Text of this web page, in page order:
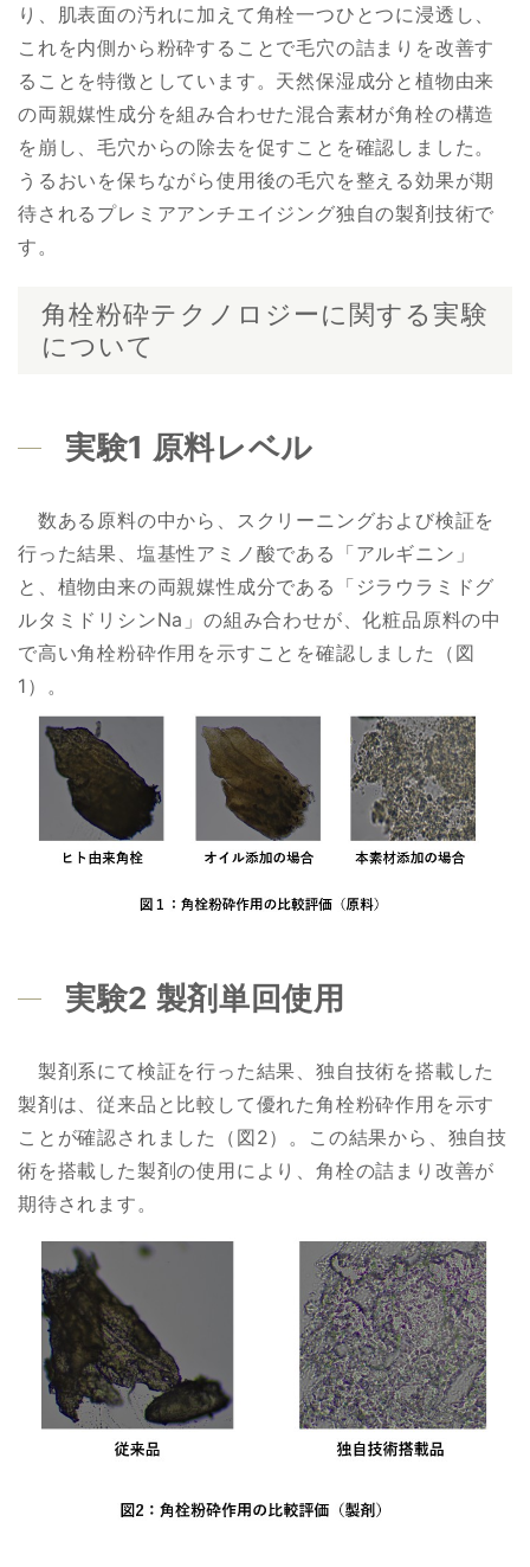
り、肌表面の汚れに加えて角栓一つひとつに浸透し、
これを内側から粉砕することで毛穴の詰まりを改善す
ることを特徴としています。天然保湿成分と植物由来
の両親媒性成分を組み合わせた混合素材が角栓の構造
を崩し、毛穴からの除去を促すことを確認しました。
うるおいを保ちながら使用後の毛穴を整える効果が期
待されるプレミアアンチエイジング独自の製剤技術で
す。
角栓粉砕テクノロジーに関する実験
について
実験1 原料レベル
数ある原料の中から、スクリーニングおよび検証を
行った結果、塩基性アミノ酸である「アルギニン」
と、植物由来の両親媒性成分である「ジラウラミドグ
ルタミドリシンNa」の組み合わせが、化粧品原料の中
で高い角栓粉砕作用を示すことを確認しました（図
1）。
実験2 製剤単回使用
製剤系にて検証を行った結果、独自技術を搭載した
製剤は、従来品と比較して優れた角栓粉砕作用を示す
ことが確認されました（図2）。この結果から、独自技
術を搭載した製剤の使用により、角栓の詰まり改善が
期待されます。